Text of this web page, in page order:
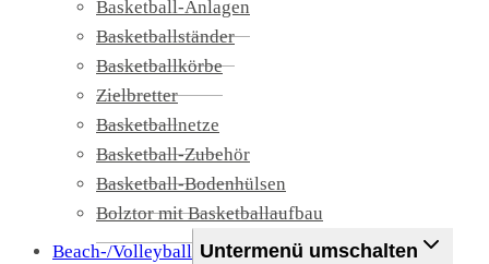
Basketball-Anlagen
Basketballständer
Basketballkörbe
Zielbretter
Basketballnetze
Basketball-Zubehör
Basketball-Bodenhülsen
Bolztor mit Basketballaufbau
Beach-/Volleyball Untermenü umschalten